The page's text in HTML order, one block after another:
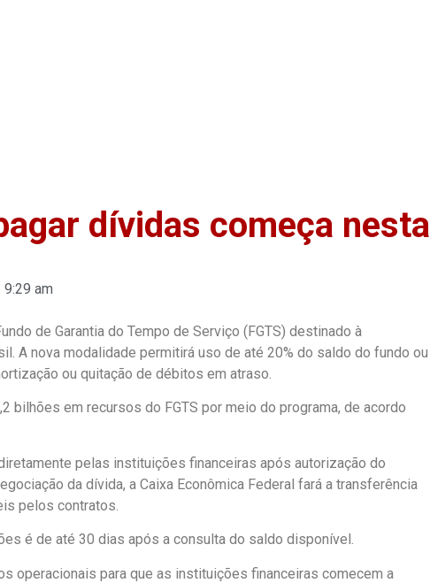
dívidas começa nesta
9:29 am
de Garantia do Tempo de Serviço (FGTS) destinado à
A nova modalidade permitirá uso de até 20% do saldo do fundo ou
ou quitação de débitos em atraso.
bilhões em recursos do FGTS por meio do programa, de acordo
pelas instituições financeiras após autorização do
da dívida, a Caixa Econômica Federal fará a transferência
pelos contratos.
é de até 30 dias após a consulta do saldo disponível.
operacionais para que as instituições financeiras comecem a